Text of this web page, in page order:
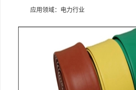
应用领域：电力行业